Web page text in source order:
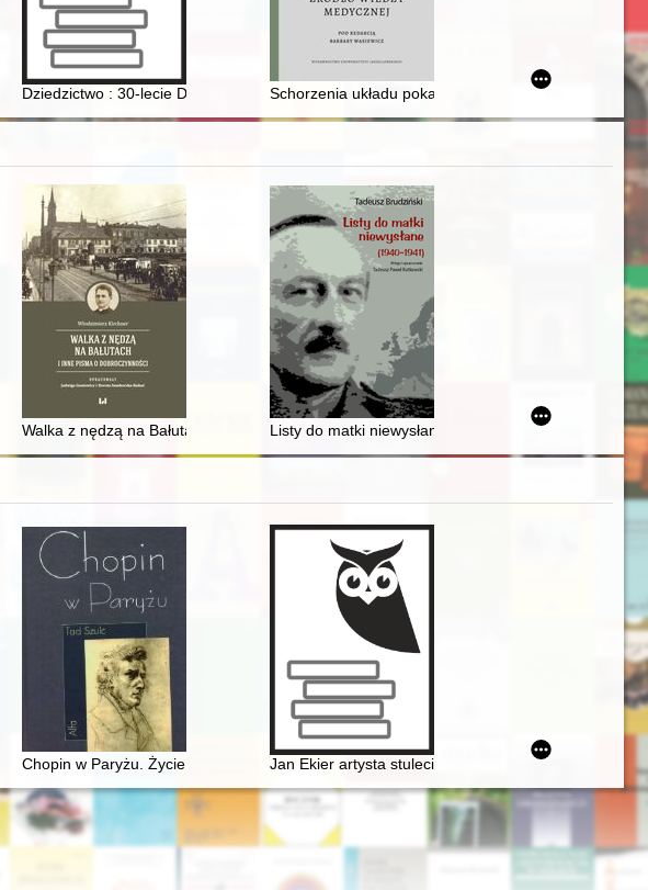
XVII i w XVIII wieku
education in Galicia : 1779-1787
1945
Dziedzictwo : 30-lecie Diecezji Legnickiej 1992-2022Schorzenia układu pokarmowego w polskich
związków komunalnych w latach 1922-1925
książki Jędrzeja Chumińskiego "'Kadry decydują o wszystkim' : nowa
w Wietnamie
Walka z nędzą na Bałutach i inne pisma o dobroczynności
Listy do matki niewysłane (1940-1941)
Henryka Siemiradzkiego: szkice i studia o muzyce z czasów Młodej Polski
Chopin w Paryżu. Życie i epoka Jan Ekier artysta stulecia - w darze Chopinowi.